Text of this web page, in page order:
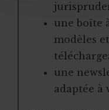
une boîte
modèles
une
adaptée à